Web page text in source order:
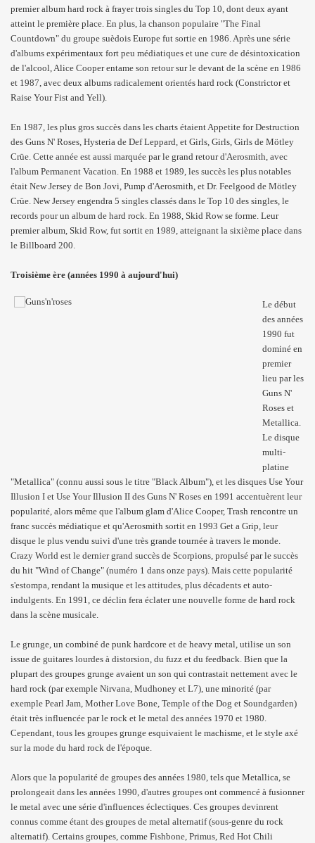
premier album hard rock à frayer trois singles du Top 10, dont deux ayant
atteint le première place. En plus, la chanson populaire "The Final
Countdown" du groupe suèdois Europe fut sortie en 1986. Après une série
d'albums expérimentaux fort peu médiatiques et une cure de désintoxication
de l'alcool, Alice Cooper entame son retour sur le devant de la scène en 1986
et 1987, avec deux albums radicalement orientés hard rock (Constrictor et
Raise Your Fist and Yell).
En 1987, les plus gros succès dans les charts étaient Appetite for Destruction
des Guns N' Roses, Hysteria de Def Leppard, et Girls, Girls, Girls de Mötley
Crüe. Cette année est aussi marquée par le grand retour d'Aerosmith, avec
l'album Permanent Vacation. En 1988 et 1989, les succès les plus notables
était New Jersey de Bon Jovi, Pump d'Aerosmith, et Dr. Feelgood de Mötley
Crüe. New Jersey engendra 5 singles classés dans le Top 10 des singles, le
records pour un album de hard rock. En 1988, Skid Row se forme. Leur
premier album, Skid Row, fut sortit en 1989, atteignant la sixième place dans
le Billboard 200.
Troisième ère (années 1990 à aujourd'hui)
Le début
des années
1990 fut
dominé en
premier
lieu par les
Guns N'
Roses et
Metallica.
Le disque
multi-
platine
"Metallica" (connu aussi sous le titre "Black Album"), et les disques Use Your
Illusion I et Use Your Illusion II des Guns N' Roses en 1991 accentuèrent leur
popularité, alors même que l'album glam d'Alice Cooper, Trash rencontre un
franc succès médiatique et qu'Aerosmith sortit en 1993 Get a Grip, leur
disque le plus vendu suivi d'une très grande tournée à travers le monde.
Crazy World est le dernier grand succès de Scorpions, propulsé par le succès
du hit "Wind of Change" (numéro 1 dans onze pays). Mais cette popularité
s'estompa, rendant la musique et les attitudes, plus décadents et auto-
indulgents. En 1991, ce déclin fera éclater une nouvelle forme de hard rock
dans la scène musicale.
Le grunge, un combiné de punk hardcore et de heavy metal, utilise un son
issue de guitares lourdes à distorsion, du fuzz et du feedback. Bien que la
plupart des groupes grunge avaient un son qui contrastait nettement avec le
hard rock (par exemple Nirvana, Mudhoney et L7), une minorité (par
exemple Pearl Jam, Mother Love Bone, Temple of the Dog et Soundgarden)
était très influencée par le rock et le metal des années 1970 et 1980.
Cependant, tous les groupes grunge esquivaient le machisme, et le style axé
sur la mode du hard rock de l'époque.
Alors que la popularité de groupes des années 1980, tels que Metallica, se
prolongeait dans les années 1990, d'autres groupes ont commencé à fusionner
le metal avec une série d'influences éclectiques. Ces groupes devinrent
connus comme étant des groupes de metal alternatif (sous-genre du rock
alternatif). Certains groupes, comme Fishbone, Primus, Red Hot Chili